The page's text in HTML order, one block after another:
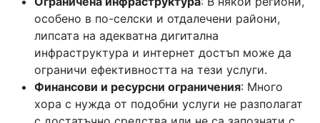
особено в по-селски и отдалечени райони,
липсата на адекватна дигитална
инфраструктура и интернет достъп може да
ограничи ефективността на тези услуги.
Финансови и ресурсни ограничения: Много
хора с нужда от подобни услуги не разполагат